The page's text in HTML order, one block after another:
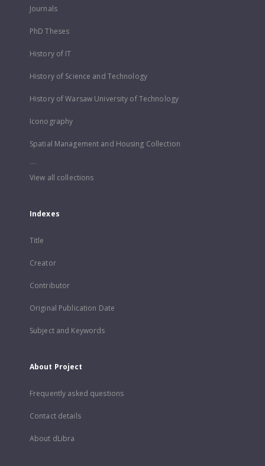
Journals
PhD Theses
History of IT
History of Science and Technology
History of Warsaw University of Technology
Iconography
Spatial Management and Housing Collection
...
View all collections
Indexes
Title
Creator
Contributor
Original Publication Date
Subject and Keywords
About Project
Frequently asked questions
Contact details
About dLibra